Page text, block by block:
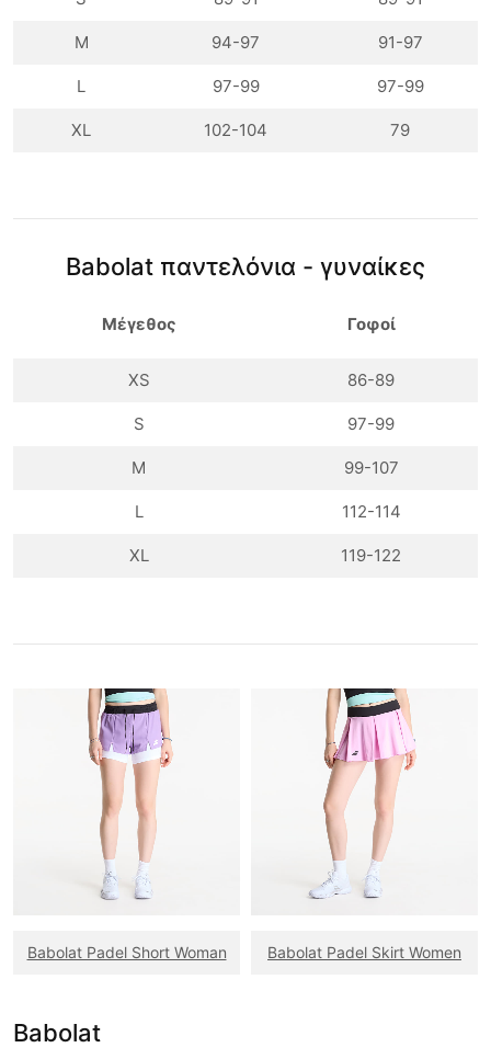
M 94-97 91-97
L 97-99 97-99
XL 102-104 79
Babolat παντελόνια - γυναίκες
Μέγεθος Γοφοί
XS 86-89
S 97-99
M 99-107
L 112-114
XL 119-122
Babolat Padel Short Woman Babolat Padel Skirt Women
Babolat